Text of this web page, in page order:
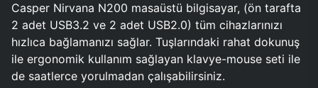
Casper Nirvana N200 masaüstü bilgisayar, (ön tarafta
2 adet USB3.2 ve 2 adet USB2.0) tüm cihazlarınızı
hızlıca bağlamanızı sağlar. Tuşlarındaki rahat dokunuş
ile ergonomik kullanım sağlayan klavye-mouse seti ile
de saatlerce yorulmadan çalışabilirsiniz.